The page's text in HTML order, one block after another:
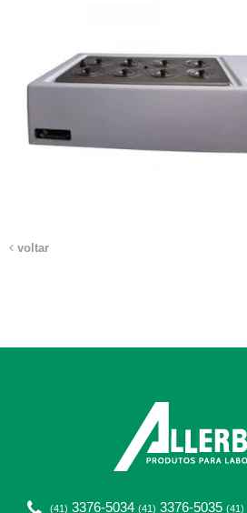
voltar
(41) 3376-5034 (41) 3376-5035 (41)